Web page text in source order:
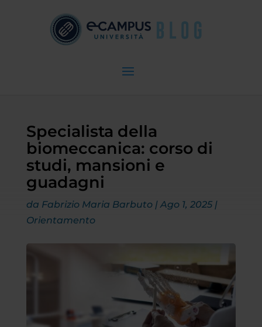
Specialista della
biomeccanica: corso di
studi, mansioni e
guadagni
da Fabrizio Maria Barbuto|Ago 1, 2025|
Orientamento